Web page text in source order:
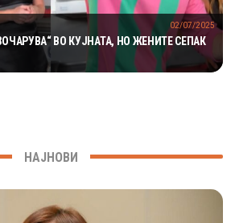
ВО КУЈНАТА, НО ЖЕНИТЕ СЕПАК
02/07/2025
НАЈНОВИ